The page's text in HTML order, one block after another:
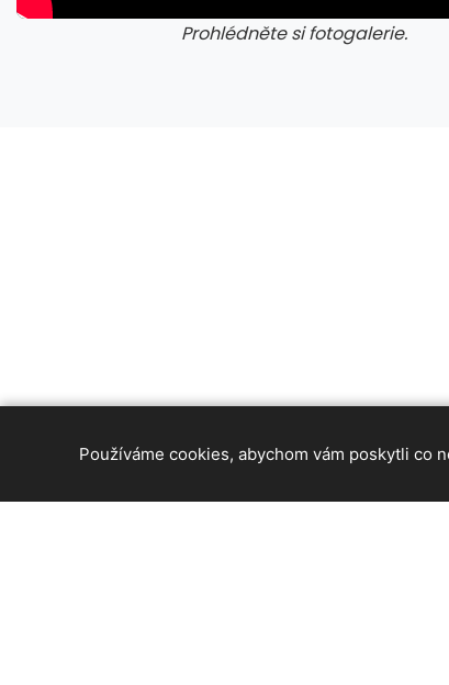
Prohlédněte si fotogalerie.
Používáme cookies, abychom vám poskytli co